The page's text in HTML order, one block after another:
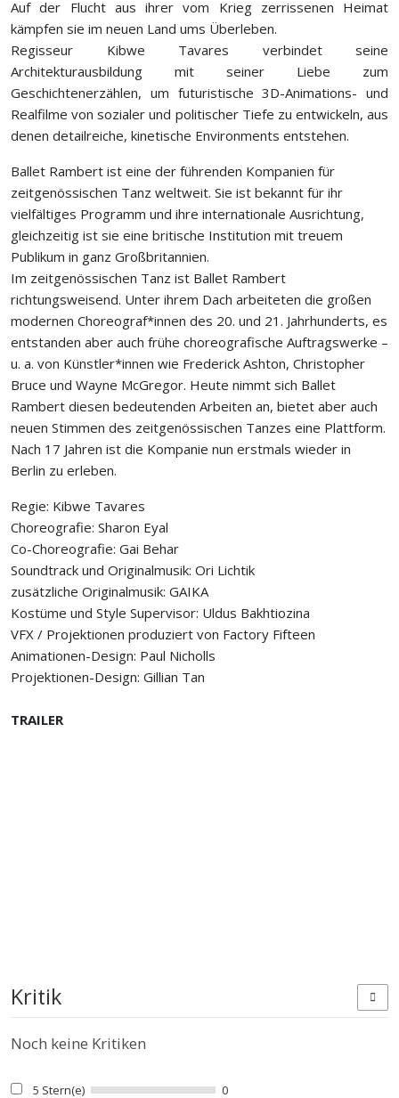
Auf der Flucht aus ihrer vom Krieg zerrissenen Heimat
kämpfen sie im neuen Land ums Überleben.
Regisseur Kibwe Tavares verbindet seine
Architekturausbildung mit seiner Liebe zum
Geschichtenerzählen, um futuristische 3D-Animations- und
Realfilme von sozialer und politischer Tiefe zu entwickeln, aus
denen detailreiche, kinetische Environments entstehen.
Ballet Rambert ist eine der führenden Kompanien für
zeitgenössischen Tanz weltweit. Sie ist bekannt für ihr
vielfältiges Programm und ihre internationale Ausrichtung,
gleichzeitig ist sie eine britische Institution mit treuem
Publikum in ganz Großbritannien.
Im zeitgenössischen Tanz ist Ballet Rambert
richtungsweisend. Unter ihrem Dach arbeiteten die großen
modernen Choreograf*innen des 20. und 21. Jahrhunderts, es
entstanden aber auch frühe choreografische Auftragswerke –
u. a. von Künstler*innen wie Frederick Ashton, Christopher
Bruce und Wayne McGregor. Heute nimmt sich Ballet
Rambert diesen bedeutenden Arbeiten an, bietet aber auch
neuen Stimmen des zeitgenössischen Tanzes eine Plattform.
Nach 17 Jahren ist die Kompanie nun erstmals wieder in
Berlin zu erleben.
Regie: Kibwe Tavares
Choreografie: Sharon Eyal
Co-Choreografie: Gai Behar
Soundtrack und Originalmusik: Ori Lichtik
zusätzliche Originalmusik: GAIKA
Kostüme und Style Supervisor: Uldus Bakhtiozina
VFX / Projektionen produziert von Factory Fifteen
Animationen-Design: Paul Nicholls
Projektionen-Design: Gillian Tan
TRAILER
Kritik
Noch keine Kritiken
5 Stern(e) 0